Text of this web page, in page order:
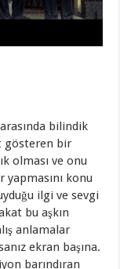
arasında bilindik
gösteren bir
olması ve onu
konu
ilgi ve sevgi
bu aşkın
anlamalar
ekran başına.
barındıran